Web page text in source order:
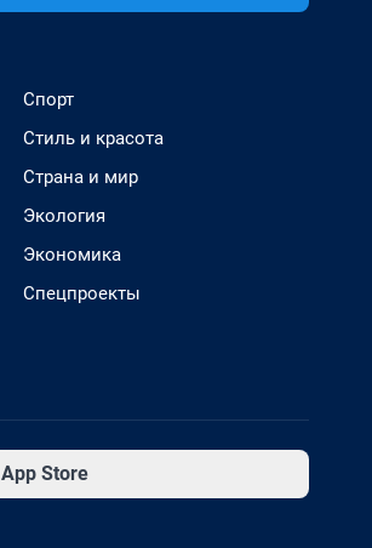
Спорт
Стиль и красота
Страна и мир
Экология
Экономика
Спецпроекты
App Store